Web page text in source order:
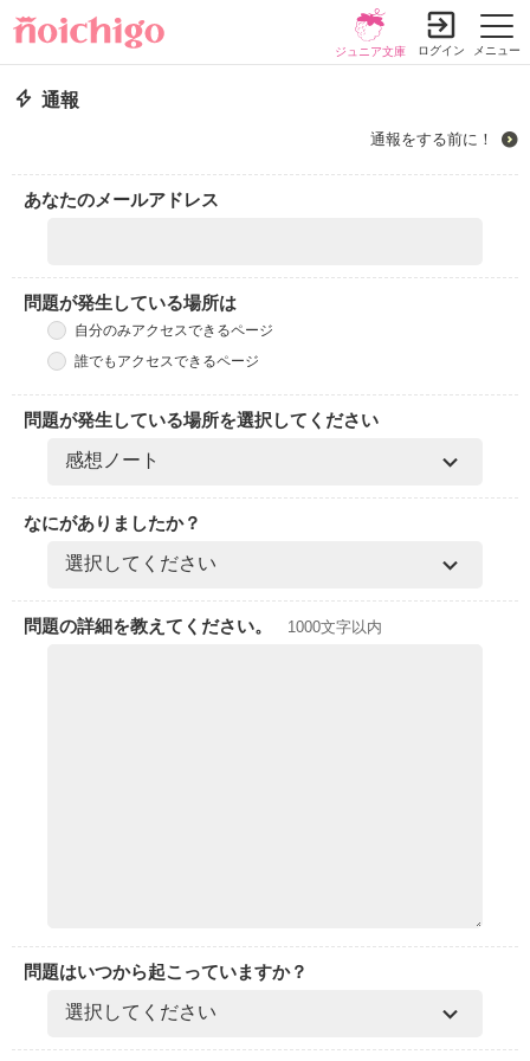
メニュー
ジュニア文庫 ログイン
通報
通報をする前に！
あなたのメールアドレス
問題が発生している場所は
自分のみアクセスできるページ
誰でもアクセスできるページ
問題が発生している場所を選択してください
なにがありましたか？
問題の詳細を教えてください。 1000文字以内
問題はいつから起こっていますか？